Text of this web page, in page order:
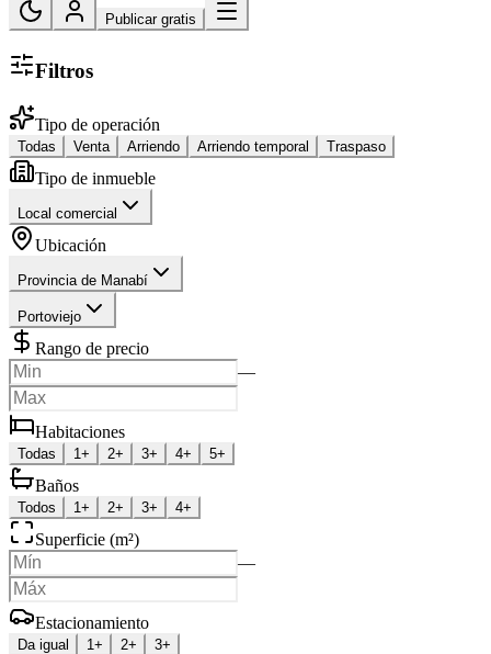
Publicar gratis
Filtros
Tipo de operación
Todas Venta Arriendo Arriendo temporal Traspaso
Tipo de inmueble
Local comercial
Ubicación
Provincia de Manabí
Portoviejo
Rango de precio
—
Habitaciones
Todas 1+ 2+ 3+ 4+ 5+
Baños
Todos 1+ 2+ 3+ 4+
Superficie (m²)
—
Estacionamiento
Da igual 1+ 2+ 3+